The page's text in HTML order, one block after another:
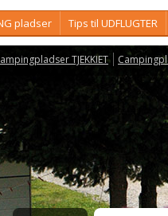
pladser Tips til UDFLUGTER
TJEKKIET